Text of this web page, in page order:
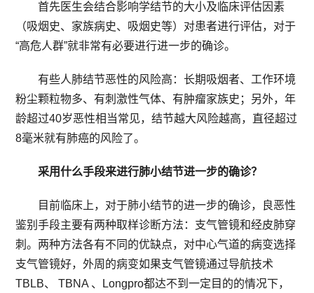
首先医生会结合影响学结节的大小及临床评估因素
（吸烟史、家族病史、吸烟史等）对患者进行评估，对于
“高危人群”就非常有必要进行进一步的确诊。
有些人肺结节恶性的风险高：长期吸烟者、工作环境
粉尘颗粒物多、有刺激性气体、有肿瘤家族史；另外，年
龄超过40岁恶性相当常见，结节越大风险越高，直径超过
8毫米就有肺癌的风险了。
采用什么手段来进行肺小结节进一步的确诊？
目前临床上，对于肺小结节的进一步的确诊，良恶性
鉴别手段主要有两种取样诊断方法：支气管镜和经皮肺穿
刺。两种方法各有不同的优缺点，对中心气道的病变选择
支气管镜好，外周的病变如果支气管镜通过导航技术
TBLB、 TBNA 、Longpro都达不到一定目的的情况下，